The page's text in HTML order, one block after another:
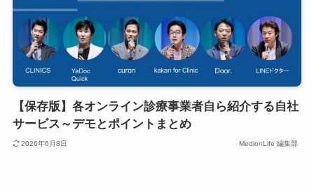
【保存版】各オンライン診療事業者自ら紹介する自社
サービス～デモとポイントまとめ
2026年6月8日 MedionLife 編集部